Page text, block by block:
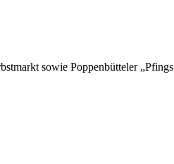
sowie Poppenbütteler